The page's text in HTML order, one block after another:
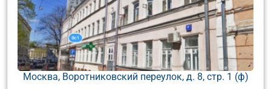
Москва, Воротниковский переулок, д. 8, стр. 1 (ф)